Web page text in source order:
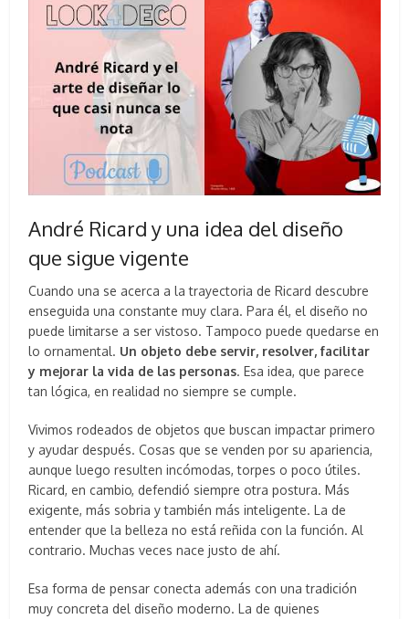
André Ricard y una idea del diseño
que sigue vigente
Cuando una se acerca a la trayectoria de Ricard descubre
enseguida una constante muy clara. Para él, el diseño no
puede limitarse a ser vistoso. Tampoco puede quedarse en
lo ornamental. Un objeto debe servir, resolver, facilitar
y mejorar la vida de las personas. Esa idea, que parece
tan lógica, en realidad no siempre se cumple.
Vivimos rodeados de objetos que buscan impactar primero
y ayudar después. Cosas que se venden por su apariencia,
aunque luego resulten incómodas, torpes o poco útiles.
Ricard, en cambio, defendió siempre otra postura. Más
exigente, más sobria y también más inteligente. La de
entender que la belleza no está reñida con la función. Al
contrario. Muchas veces nace justo de ahí.
Esa forma de pensar conecta además con una tradición
muy concreta del diseño moderno. La de quienes